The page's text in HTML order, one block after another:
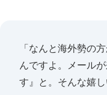
「なんと海外勢の
んですよ。メール
す』と。そんな嬉し